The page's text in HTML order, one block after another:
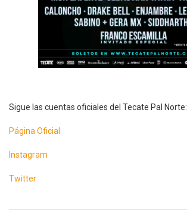
Sigue las cuentas oficiales del Tecate Pal Norte:
Página Oficial
Instagram
Twitter